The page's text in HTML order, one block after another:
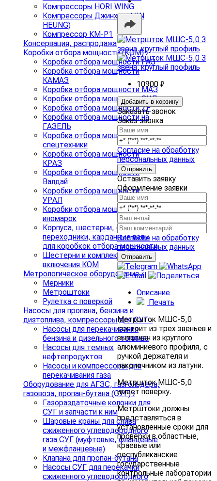
Компрессоры HORI WING
Компрессоры Джинхунг (JIN
HEUNG)
Компрессор КМ-Р1
Консервация, распродажа
Коробки отбора мощности (КОМ)›
Коробка отбора мощности ГАЗ
Коробка отбора мощности
КАМАЗ
Коробка отбора мощности МАЗ
Коробки отбора мощности ЗИЛ
Коробка отбора мощности ZF
Коробка отбора мощности на
ГАЗЕЛЬ
Коробка отбора мощности для
спецтехники
Коробка отбора мощности
КРАЗ
Коробка отбора мощности
Валдай
Коробки отбора мощности
УРАЛ
Коробки отбора мощности
иномарок
Корпуса, шестерни, фланцы,
переходники, карданные валы
для коробкок отбора мощности
Шестерни и комплекты
включения КОМ
Метрологическое оборудование›
Мерники
Метроштоки
Рулетка с поверкой
Насосы для пропана, бензина и
дизтоплива, компрессоры для СУГ›
Насосы для перекачивания
бензина и дизельного топлива
Насосы для темных
нефтепродуктов
Насосы и компрессоры для
перекачивания газа
Оборудование для АГЗС, газгольдера,
газовоза, пропан-бутана (СУГ)›
Газораздаточные колонки для
СУГ и запчасти к ним
Шаровые краны для слива
сжиженного углеводородного
газа СУГ (муфтовые, фланцевые
и межфланцевые)
Клапана для пропан-бутана
Насосы СУГ для перекачки
сжиженного углеводородного
10900 ₽
Добавить в корзину
Заказать звонок
Заказ звонка
Согласие на обработку
персональных данных
Оставить заявку
Оформление заявки
Согласие на обработку
персональных данных
Описание
Печать
Метршток МШС-5,0
состоит из трех звеньев и
выполнен из круглого
алюминиевого профиля, с
ручкой держателя и
наконечником из латуни.
Метршток МШС-5,0
имеет поверку.
Метрштоки должны
представляться в
установленные сроки для
проверки в областные,
краевые или
республиканские
государственные
контрольные лаборатории